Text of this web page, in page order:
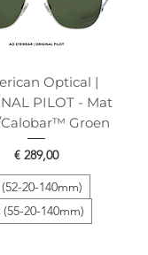
Optical |
PILOT - Mat
Groen
Prijs
€ 289,00
(52-20-140mm)
(55-20-140mm)